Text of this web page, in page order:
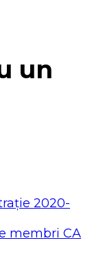
un
2020-
membri CA